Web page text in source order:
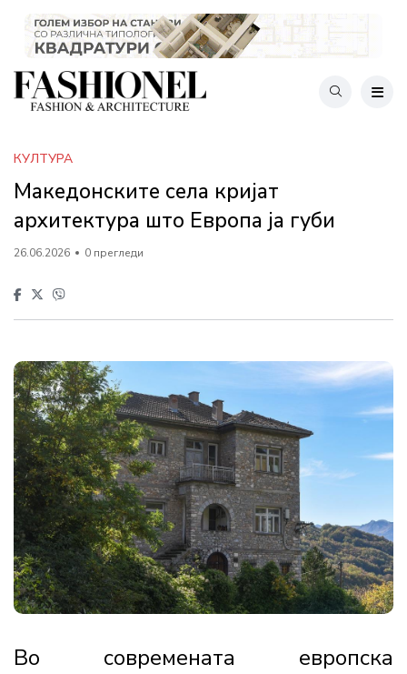
КУЛТУРА
Македонските села кријат
архитектура што Европа ја губи
26.06.2026 0 прегледи
Во современата европска